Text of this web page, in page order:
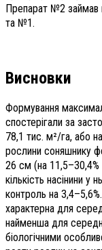
Препарат №2
та №1.
Висновки
Формування
спостерігали за
78,1 тис. м²/га, або
рослини соняшнику
26 см (на 11,5–30,4%
кількість насінини
контроль на
характерна для
найменша для
біологічними